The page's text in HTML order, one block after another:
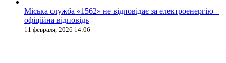
Міська служба «1562» не відповідає за електроенергію –
офіційна відповідь
11 февраля, 2026 14:06